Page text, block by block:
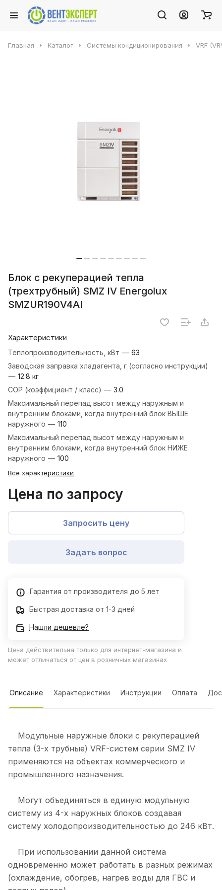
Главная Каталог Системы кондиционирования VRF
Блок с рекуперацией тепла
(трехтрубный) SMZ IV Energolux
SMZUR190V4AI
Характеристики
Теплопроизводительность, кВт — 63
Заводская заправка хладагента, г (согласно инструкции)
— 12.8 кг
COP (коэффициент / класс) — 3.0
Максимальный перепад высот между наружным и
внутренним блоками, когда внутренний блок ВЫШЕ
наружного — 110
Максимальный перепад высот между наружным и
внутренним блоками, когда внутренний блок НИЖЕ
наружного — 100
Все характеристики
Цена по запросу
Запросить цену
Задать вопрос
Гарантия от производителя до 5 лет
Быстрая доставка от 1-3 дней
Нашли дешевле?
Цена действительна только для интернет-магазина и
может отличаться от цен в розничных магазинах
Описание Характеристики Инструкции Оплата
Модульные наружные блоки с рекуперацией
тепла (3-х трубные) VRF-систем серии SMZ IV
применяются на объектах коммерческого и
промышленного назначения.
Могут объединяться в единую модульную
систему из 4-х наружных блоков создавая
систему холодопроизводительностью до 246 кВт.
При использовании данной система
одновременно может работать в разных режимах
(охлаждение, обогрев, нагрев воды для ГВС и